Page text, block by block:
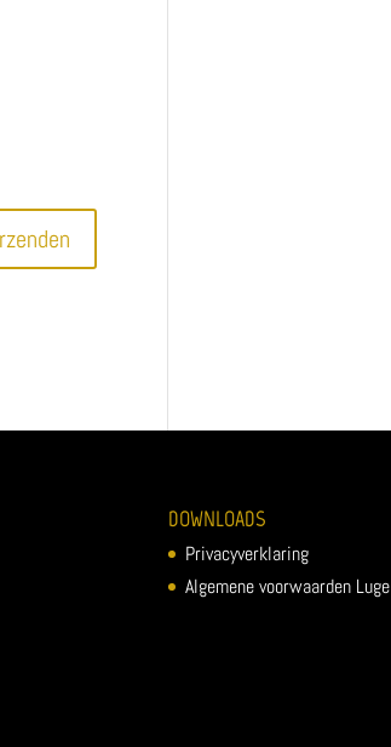
DOWNLOADS
Privacyverklaring
Algemene voorwaarden Luge